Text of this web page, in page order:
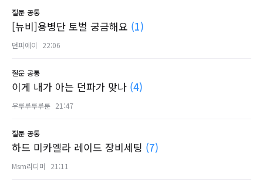
질문 공통
[뉴비]용병단 토벌 궁금해요 (1)
던피에이 22:06
질문 공통
이게 내가 아는 던파가 맞나 (4)
우루루루루룬 21:47
질문 공통
하드 미카엘라 레이드 장비세팅 (7)
Msm리디머 21:11